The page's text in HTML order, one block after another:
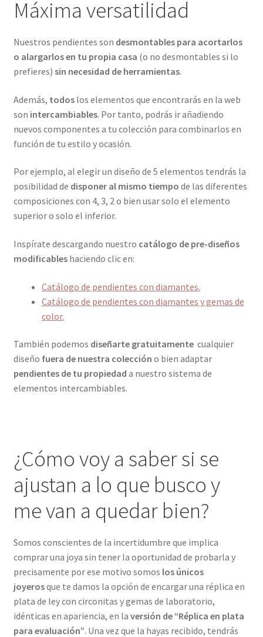
Máxima versatilidad
Nuestros pendientes son desmontables para acortarlos
o alargarlos en tu propia casa (o no desmontables si lo
prefieres) sin necesidad de herramientas.
Además, todoslos elementos que encontrarás en la web
son intercambiables. Por tanto, podrás ir añadiendo
nuevos componentes a tu colección para combinarlos en
función de tu estilo y ocasión.
Por ejemplo, al elegir un diseño de 5 elementos tendrás la
posibilidad de disponer al mismo tiempo de las diferentes
composiciones con 4, 3, 2 o bien usar solo el elemento
superior o solo el inferior.
Inspírate descargando nuestro catálogo de pre-diseños
modificableshaciendo clic en:
Catálogo de pendientes con diamantes.
Catálogo de pendientes con diamantes y gemas de
color.
También podemos diseñarte gratuitamentecualquier
diseño fuera de nuestra colección o bien adaptar
pendientes de tu propiedad a nuestro sistema de
elementos intercambiables.
¿Cómo voy a saber si se
ajustan a lo que busco y
me van a quedar bien?
Somos conscientes de la incertidumbre que implica
comprar una joya sin tener la oportunidad de probarla y
precisamente por ese motivo somos los únicos
joyerosque te damos la opción de encargar una réplica en
plata de ley con circonitas y gemas de laboratorio,
idénticas en apariencia, en la versión de “Réplica en plata
para evaluación”. Una vez que la hayas recibido, tendrás